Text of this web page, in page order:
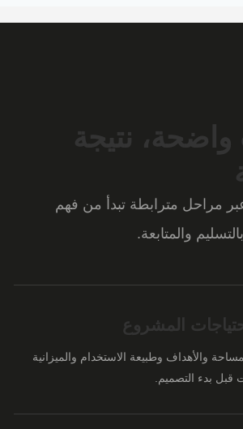
نتيجة
مراحل مترابطة تبدأ من فهم
والمتابعة.
المشروع
والأهداف وطبيعة الاستخدام والميزانية
قبل بدء التصميم.